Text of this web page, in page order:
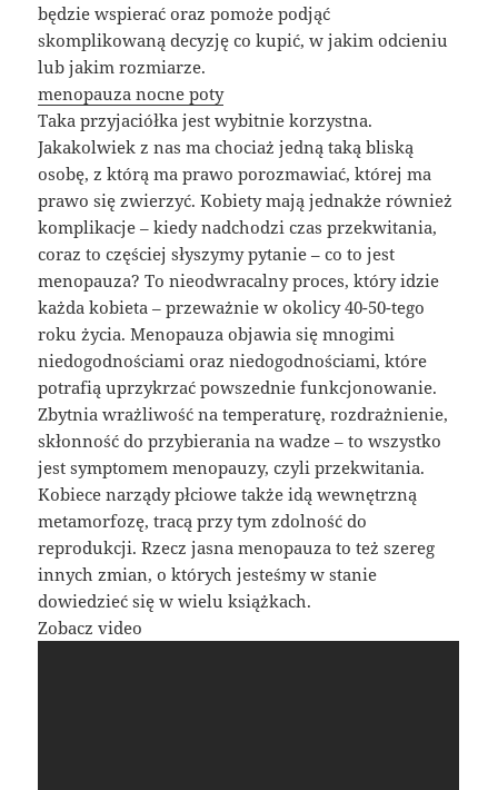
będzie wspierać oraz pomoże podjąć
skomplikowaną decyzję co kupić, w jakim odcieniu
lub jakim rozmiarze.
menopauza nocne poty
Taka przyjaciółka jest wybitnie korzystna.
Jakakolwiek z nas ma chociaż jedną taką bliską
osobę, z którą ma prawo porozmawiać, której ma
prawo się zwierzyć. Kobiety mają jednakże również
komplikacje – kiedy nadchodzi czas przekwitania,
coraz to częściej słyszymy pytanie – co to jest
menopauza? To nieodwracalny proces, który idzie
każda kobieta – przeważnie w okolicy 40-50-tego
roku życia. Menopauza objawia się mnogimi
niedogodnościami oraz niedogodnościami, które
potrafią uprzykrzać powszednie funkcjonowanie.
Zbytnia wrażliwość na temperaturę, rozdrażnienie,
skłonność do przybierania na wadze – to wszystko
jest symptomem menopauzy, czyli przekwitania.
Kobiece narządy płciowe także idą wewnętrzną
metamorfozę, tracą przy tym zdolność do
reprodukcji. Rzecz jasna menopauza to też szereg
innych zmian, o których jesteśmy w stanie
dowiedzieć się w wielu książkach.
Zobacz video